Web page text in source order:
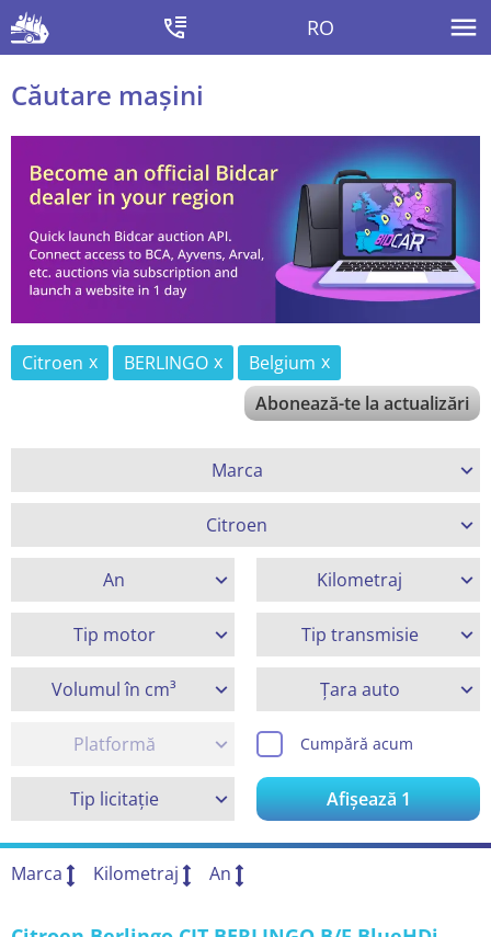
RO
Căutare mașini
Citroen BERLINGO
Belgium
Abonează-te la actualizări
Marca
Citroen
An Kilometraj
Tip motor Tip transmisie
Volumul în cm³ Țara auto
Platformă Cumpără acum
Tip licitație Afișează1
Marca Kilometraj An